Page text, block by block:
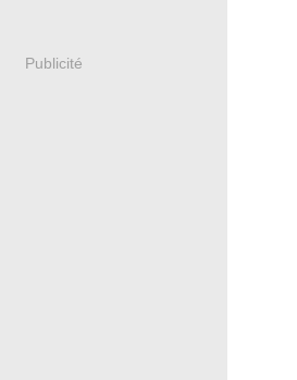
Publicité